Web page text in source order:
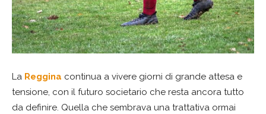
La Reggina continua a vivere giorni di grande attesa e
tensione, con il futuro societario che resta ancora tutto
da definire. Quella che sembrava una trattativa ormai